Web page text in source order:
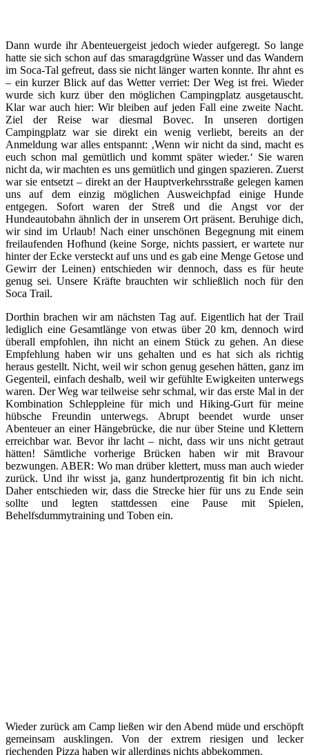
Dann wurde ihr Abenteuergeist jedoch wieder aufgeregt. So lange
hatte sie sich schon auf das smaragdgrüne Wasser und das Wandern
im Soca-Tal gefreut, dass sie nicht länger warten konnte. Ihr ahnt es
– ein kurzer Blick auf das Wetter verriet: Der Weg ist frei. Wieder
wurde sich kurz über den möglichen Campingplatz ausgetauscht.
Klar war auch hier: Wir bleiben auf jeden Fall eine zweite Nacht.
Ziel der Reise war diesmal Bovec. In unseren dortigen
Campingplatz war sie direkt ein wenig verliebt, bereits an der
Anmeldung war alles entspannt: ‚Wenn wir nicht da sind, macht es
euch schon mal gemütlich und kommt später wieder.‘ Sie waren
nicht da, wir machten es uns gemütlich und gingen spazieren. Zuerst
war sie entsetzt – direkt an der Hauptverkehrsstraße gelegen kamen
uns auf dem einzig möglichen Ausweichpfad einige Hunde
entgegen. Sofort waren der Streß und die Angst vor der
Hundeautobahn ähnlich der in unserem Ort präsent. Beruhige dich,
wir sind im Urlaub! Nach einer unschönen Begegnung mit einem
freilaufenden Hofhund (keine Sorge, nichts passiert, er wartete nur
hinter der Ecke versteckt auf uns und es gab eine Menge Getose und
Gewirr der Leinen) entschieden wir dennoch, dass es für heute
genug sei. Unsere Kräfte brauchten wir schließlich noch für den
Soca Trail.
Dorthin brachen wir am nächsten Tag auf. Eigentlich hat der Trail
lediglich eine Gesamtlänge von etwas über 20 km, dennoch wird
überall empfohlen, ihn nicht an einem Stück zu gehen. An diese
Empfehlung haben wir uns gehalten und es hat sich als richtig
heraus gestellt. Nicht, weil wir schon genug gesehen hätten, ganz im
Gegenteil, einfach deshalb, weil wir gefühlte Ewigkeiten unterwegs
waren. Der Weg war teilweise sehr schmal, wir das erste Mal in der
Kombination Schleppleine für mich und Hiking-Gurt für meine
hübsche Freundin unterwegs. Abrupt beendet wurde unser
Abenteuer an einer Hängebrücke, die nur über Steine und Klettern
erreichbar war. Bevor ihr lacht – nicht, dass wir uns nicht getraut
hätten! Sämtliche vorherige Brücken haben wir mit Bravour
bezwungen. ABER: Wo man drüber klettert, muss man auch wieder
zurück. Und ihr wisst ja, ganz hundertprozentig fit bin ich nicht.
Daher entschieden wir, dass die Strecke hier für uns zu Ende sein
sollte und legten stattdessen eine Pause mit Spielen,
Behelfsdummytraining und Toben ein.
Wieder zurück am Camp ließen wir den Abend müde und erschöpft
gemeinsam ausklingen. Von der extrem riesigen und lecker
riechenden Pizza haben wir allerdings nichts abbekommen.